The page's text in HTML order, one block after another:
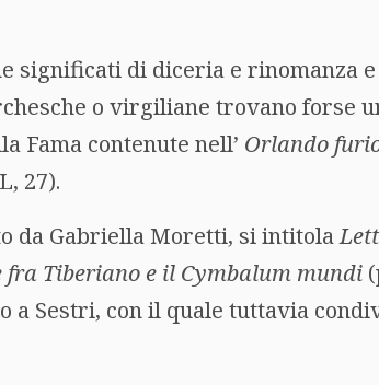
significati di diceria e rinomanza
o virgiliane trovano forse
Fama contenute nell’ Orlando
27).
da Gabriella Moretti, si intitola
Tiberiano e il Cymbalum mundi
a Sestri, con il quale tuttavia